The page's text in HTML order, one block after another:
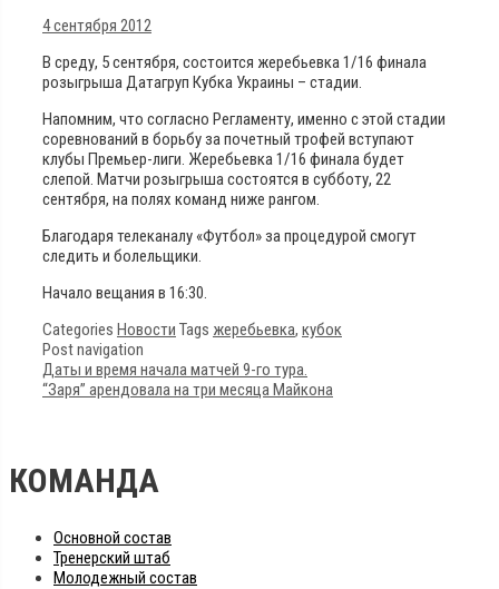
4 сентября 2012
В среду, 5 сентября, состоится жеребьевка 1/16 финала
розыгрыша Датагруп Кубка Украины – стадии.
Напомним, что согласно Регламенту, именно с этой стадии
соревнований в борьбу за почетный трофей вступают
клубы Премьер-лиги. Жеребьевка 1/16 финала будет
слепой. Матчи розыгрыша состоятся в субботу, 22
сентября, на полях команд ниже рангом.
Благодаря телеканалу «Футбол» за процедурой смогут
следить и болельщики.
Начало вещания в 16:30.
Categories Новости Tags жеребьевка, кубок
Post navigation
Даты и время начала матчей 9-го тура.
“Заря” арендовала на три месяца Майкона
КОМАНДА
Основной состав
Тренерский штаб
Молодежный состав